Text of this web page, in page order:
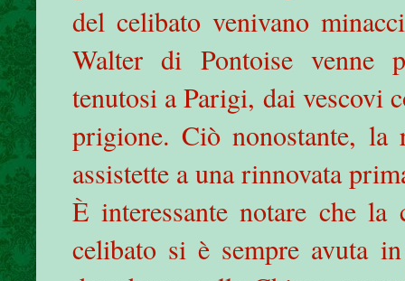
del celibato venivano
Walter di Pontoise venne
tenutosi a Parigi, dai vescovi
prigione. Ciò nonostante,
assistette a una rinnovata
È interessante notare che la
celibato si è sempre avuta